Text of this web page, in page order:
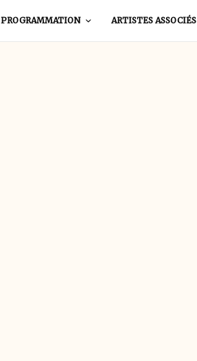
PROGRAMMATION ARTISTES ASSOCIÉS